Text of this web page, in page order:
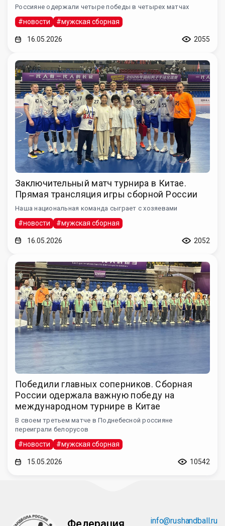
Россияне одержали четыре победы в четырех матчах
#новости #мужская сборная
16.05.2026 2055
Заключительный матч турнира в Китае.
Прямая трансляция игры сборной России
Наша национальная команда сыграет с хозяевами
#новости #мужская сборная
16.05.2026 2052
Победили главных соперников. Сборная
России одержала важную победу на
международном турнире в Китае
В своем третьем матче в Поднебесной россияне
переиграли белорусов
#новости #мужская сборная
15.05.2026 10542
info@rushandball.ru